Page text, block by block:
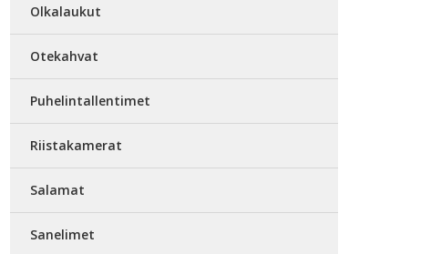
Olkalaukut
Otekahvat
Puhelintallentimet
Riistakamerat
Salamat
Sanelimet